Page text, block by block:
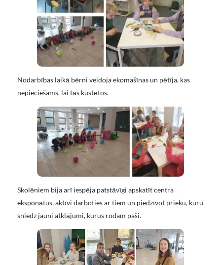
Nodarbības laikā bērni veidoja ekomašīnas un pētīja, kas
nepieciešams, lai tās kustētos.
Skolēniem bija arī iespēja patstāvīgi apskatīt centra
eksponātus, aktīvi darboties ar tiem un piedzīvot prieku, kuru
sniedz jauni atklājumi, kurus rodam paši.